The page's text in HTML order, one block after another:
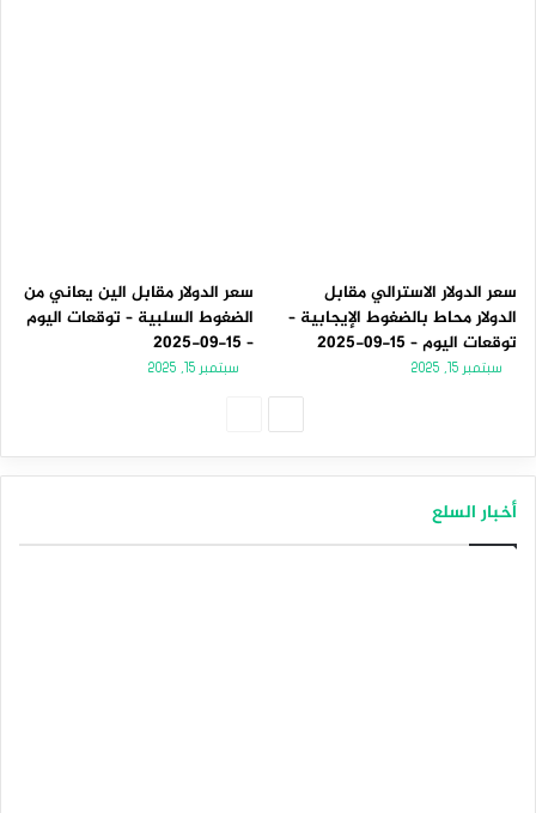
سعر الدولار الاسترالي مقابل
الدولار محاط بالضغوط الإيجابية –
توقعات اليوم – 15-09-2025
سبتمبر 15, 2025
سعر الدولار مقابل الين يعاني من
الضغوط السلبية – توقعات اليوم
– 15-09-2025
سبتمبر 15, 2025
أخبار السلع